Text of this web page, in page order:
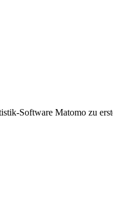
Software Matomo zu